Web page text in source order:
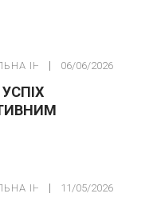
ІНЖЕНЕРІЯ06/06/2026
УСПІХ
ІНЖЕНЕРІЯ11/05/2026